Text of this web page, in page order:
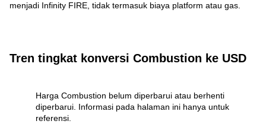
menjadi Infinity FIRE, tidak termasuk biaya platform atau gas.
Tren tingkat konversi Combustion ke USD
Harga Combustion belum diperbarui atau berhenti
diperbarui. Informasi pada halaman ini hanya untuk
referensi.